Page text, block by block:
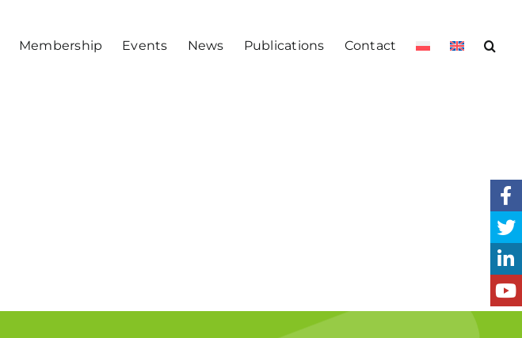
Membership Events News Publications Contact